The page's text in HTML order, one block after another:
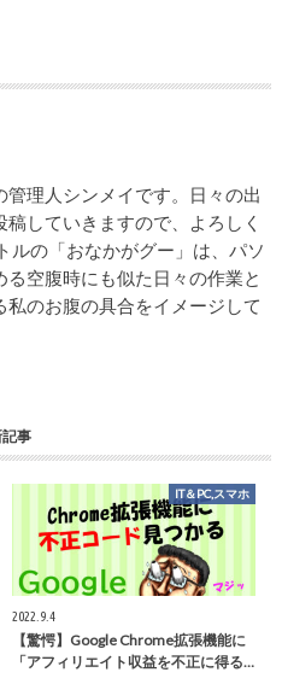
管理人シンメイです。日々の出
していきますので、よろしく
ルの「おなかがグー」は、パソ
る空腹時にも似た日々の作業と
私のお腹の具合をイメージして
事
IT＆PC,スマホ
2022.9.4
【驚愕】Google Chrome拡張機能に
「アフィリエイト収益を不正に得る…